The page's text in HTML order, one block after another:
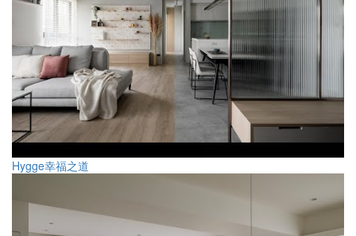
Hygge幸福之道